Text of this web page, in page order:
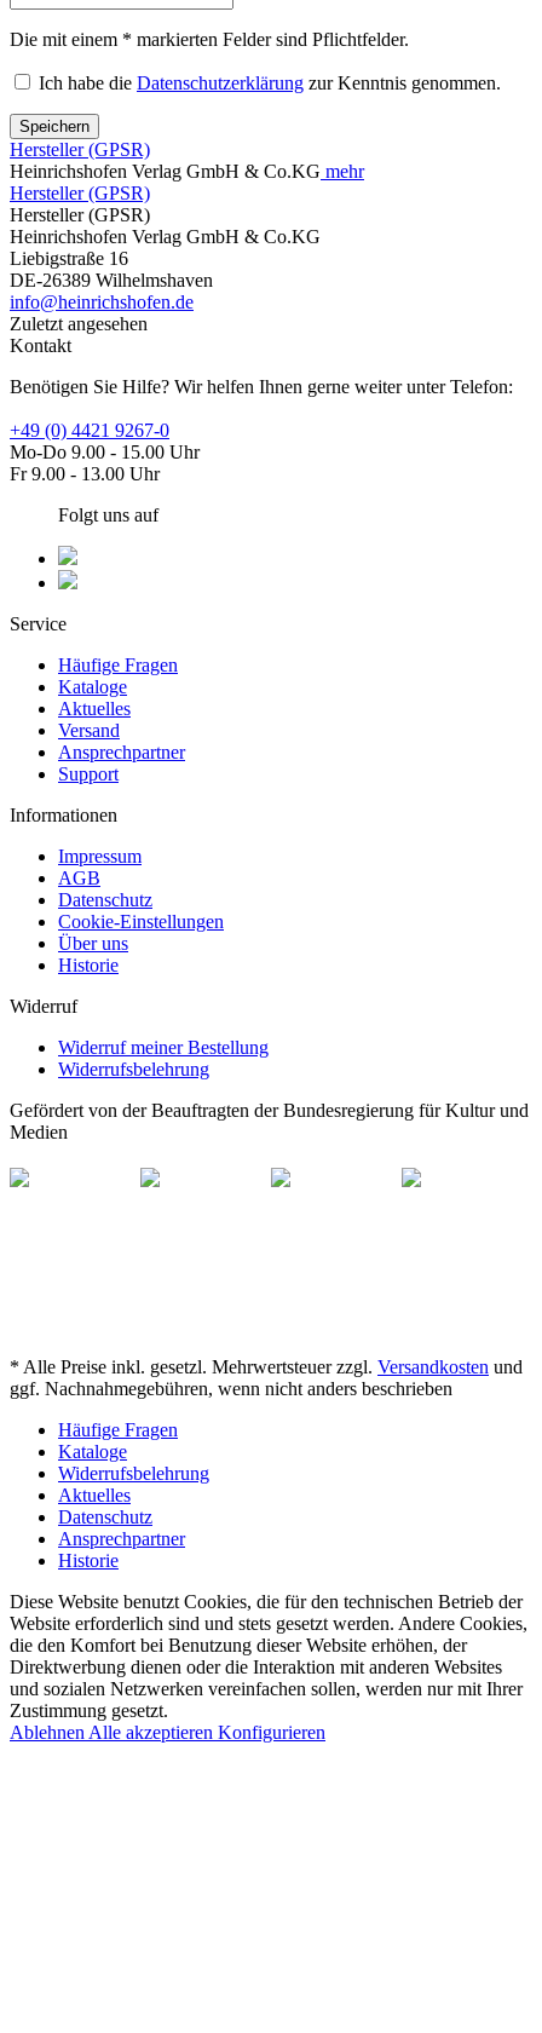
Die mit einem * markierten Felder sind Pflichtfelder.
Ich habe die Datenschutzerklärung zur Kenntnis genommen.
Speichern
Hersteller (GPSR)
Heinrichshofen Verlag GmbH & Co.KG mehr
Hersteller (GPSR)
Hersteller (GPSR)
Heinrichshofen Verlag GmbH & Co.KG
Liebigstraße 16
DE-26389 Wilhelmshaven
info@heinrichshofen.de
Zuletzt angesehen
Kontakt
Benötigen Sie Hilfe? Wir helfen Ihnen gerne weiter unter Telefon:
+49 (0) 4421 9267-0
Mo-Do 9.00 - 15.00 Uhr
Fr 9.00 - 13.00 Uhr
Folgt uns auf
Service
Häufige Fragen
Kataloge
Aktuelles
Versand
Ansprechpartner
Support
Informationen
Impressum
AGB
Datenschutz
Cookie-Einstellungen
Über uns
Historie
Widerruf
Widerruf meiner Bestellung
Widerrufsbelehrung
Gefördert von der Beauftragten der Bundesregierung für Kultur und
Medien
* Alle Preise inkl. gesetzl. Mehrwertsteuer zzgl. Versandkosten und
ggf. Nachnahmegebühren, wenn nicht anders beschrieben
Häufige Fragen
Kataloge
Widerrufsbelehrung
Aktuelles
Datenschutz
Ansprechpartner
Historie
Diese Website benutzt Cookies, die für den technischen Betrieb der
Website erforderlich sind und stets gesetzt werden. Andere Cookies,
die den Komfort bei Benutzung dieser Website erhöhen, der
Direktwerbung dienen oder die Interaktion mit anderen Websites
und sozialen Netzwerken vereinfachen sollen, werden nur mit Ihrer
Zustimmung gesetzt.
Ablehnen Alle akzeptieren Konfigurieren